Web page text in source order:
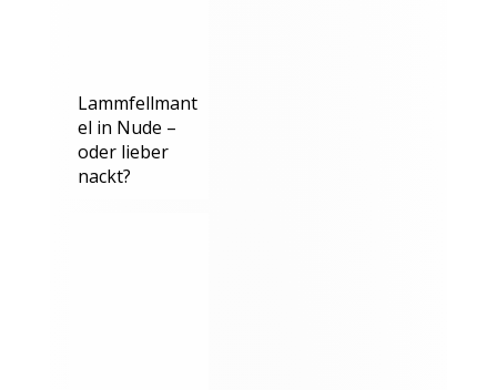
Lammfellmant
el in Nude –
oder lieber
nackt?